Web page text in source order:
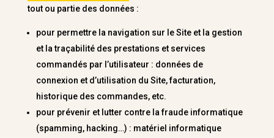
tout ou partie des données :
pour permettre la navigation sur le Site et la gestion
et la traçabilité des prestations et services
commandés par l’utilisateur : données de
connexion et d’utilisation du Site, facturation,
historique des commandes, etc.
pour prévenir et lutter contre la fraude informatique
(spamming, hacking…) : matériel informatique